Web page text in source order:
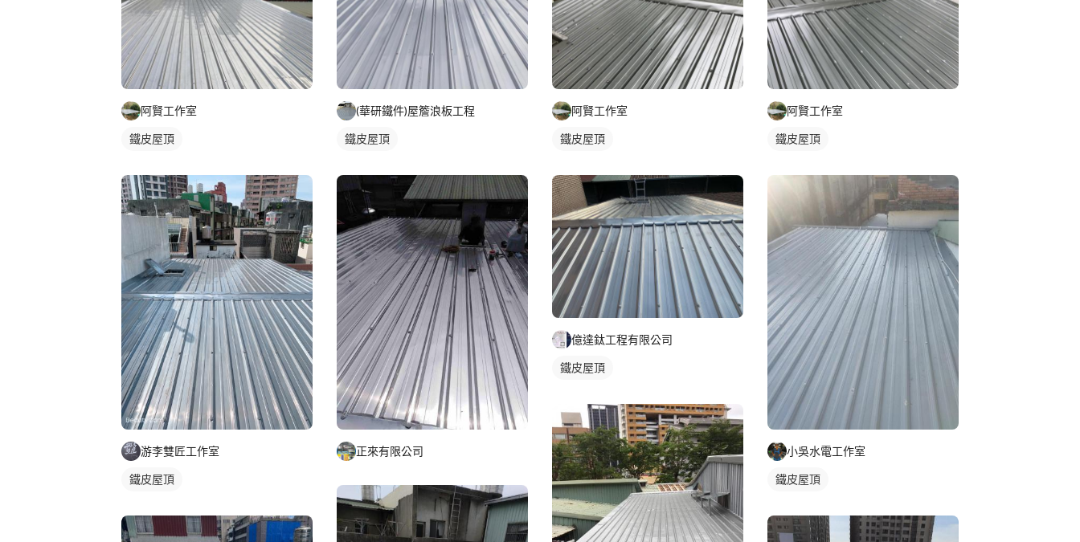
阿賢工作室
鐵皮屋頂
游李雙匠工作室
鐵皮屋頂
(華研鐵件)屋簷浪板工程
鐵皮屋頂
正來有限公司
阿賢工作室
鐵皮屋頂
億達鈦工程有限公司
鐵皮屋頂
阿賢工作室
鐵皮屋頂
小吳水電工作室
鐵皮屋頂